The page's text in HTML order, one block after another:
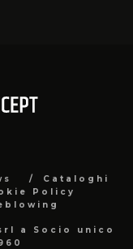
Cataloghi
Policy
a Socio unico